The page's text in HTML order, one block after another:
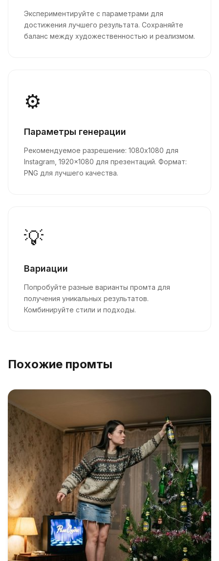
Экспериментируйте с параметрами для
достижения лучшего результата. Сохраняйте
баланс между художественностью и реализмом.
⚙️
Параметры генерации
Рекомендуемое разрешение: 1080x1080 для
Instagram, 1920x1080 для презентаций. Формат:
PNG для лучшего качества.
💡
Вариации
Попробуйте разные варианты промта для
получения уникальных результатов.
Комбинируйте стили и подходы.
Похожие промты